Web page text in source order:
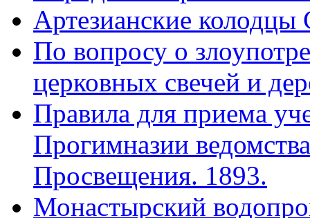
Артезианские
По вопросу о
церковных свечей и
Правила для приема
Прогимназии
Просвещения. 1893.
Монастырский